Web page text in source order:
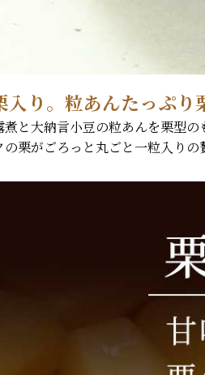
入り。粒あんたっぷ
煮と大納言小豆の粒あんを栗型の
の栗がごろっと丸ごと一粒入りの